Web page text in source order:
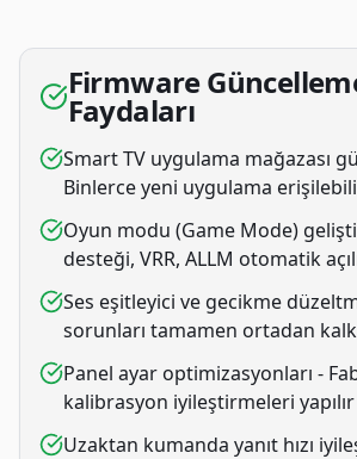
Firmware
Faydaları
Smart TV uygulama mağazası
Binlerce yeni uygulama
Oyun modu (Game Mode)
desteği, VRR, ALLM otomatik
Ses eşitleyici ve gecikme
sorunları tamamen ortadan
Panel ayar optimizasyonları -
kalibrasyon iyileştirmeleri yapılır
Uzaktan kumanda yanıt hızı